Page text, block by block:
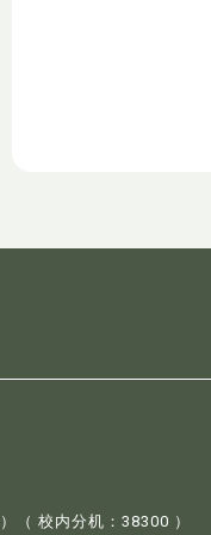
）（ 校内分机：38300 ）